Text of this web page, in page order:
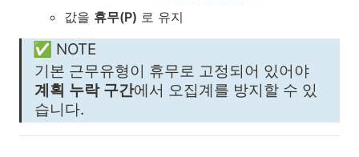
값을 휴무(P) 로 유지
✅ NOTE
계획 누락 구간에서 오집계를 방지할 수 있
습니다.